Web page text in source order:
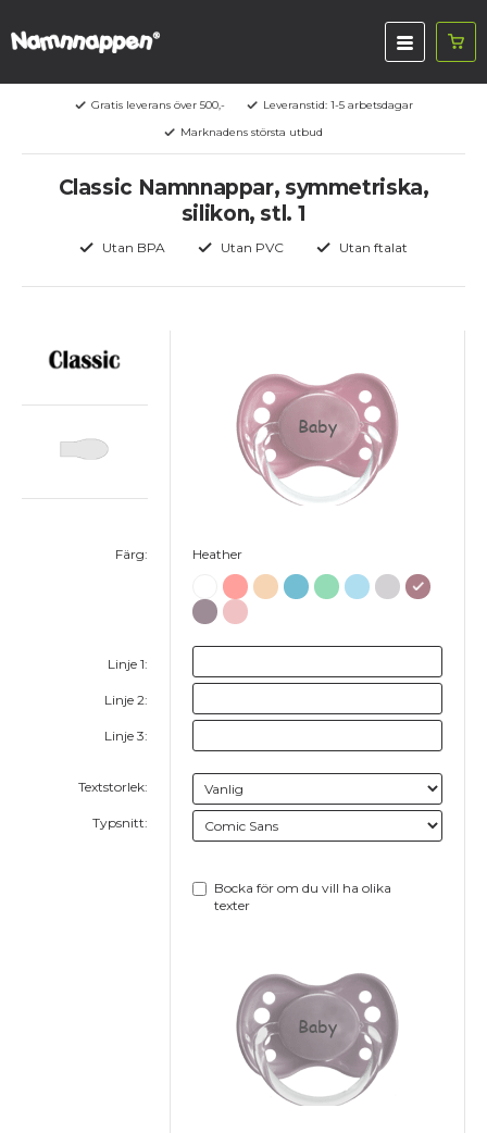
Gratis leverans över 500,-
Leveranstid: 1-5 arbetsdagar
Marknadens största utbud
Classic Namnnappar, symmetriska,
silikon, stl. 1
Utan BPA Utan PVC Utan ftalat
Färg:
Linje 1:
Linje 2:
Linje 3:
Textstorlek:
Typsnitt:
Baby
Heather
Bocka för om du vill ha olika
texter
Baby